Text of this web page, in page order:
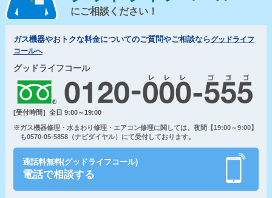
にご相談ください！
ガス機器やおトクな料金についてのご質問やご相談ならグッドライフ
コールへ
グッドライフコール
[受付時間］全日 9:00～19:00
※ガス機器修理・水まわり修理・エアコン修理に関しては、夜間【19:00～9:00】
も0570-05-5858（ナビダイヤル）にて受付しております。
通話料無料(グッドライフコール)
電話で相談する